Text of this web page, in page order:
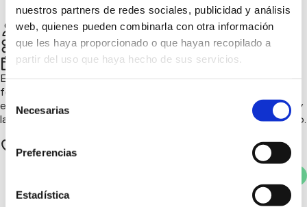
nuestros partners de redes sociales, publicidad y análisis
web, quienes pueden combinarla con otra información
que les haya proporcionado o que hayan recopilado a
partir del uso que haya hecho de sus servicios.
Selección
de Necesarias
Preferencias
Estadística
DIRECTOR Chatear
4º trimestre 2025
0 apoyos
El huerto del IES permite al alumnado aprender a cultivar de
forma sostenible, conocer el origen de los alimentos y cuidar
el entorno. Favorece el trabajo cooperativo, la investigación y
la responsabilidad, acercando la naturaleza al aprendizaje diario.